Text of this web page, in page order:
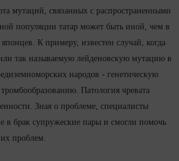
мутаций, связанных с распространенными
популяции татар может быть иной, чем в
К примеру, известен случай, когда
так называемую лейденовскую мутацию в
народов - генетическую
Патология чревата
Зная о проблеме, специалисты
в брак супружеские пары и смогли помочь
проблем.